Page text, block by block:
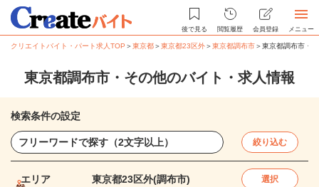
後で見る 閲覧履歴 会員登録 メニュー
クリエイトバイト・パート求人TOP ＞東京都＞東京都23区外＞東京都調布市＞東京都調布市・
東京都調布市・その他のバイト・求人情報
検索条件の設定
絞り込む
エリア 東京都23区外(調布市) 選択